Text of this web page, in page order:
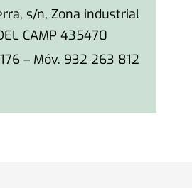
s/n, Zona industrial
CAMP 435470
– Móv. 932 263 812